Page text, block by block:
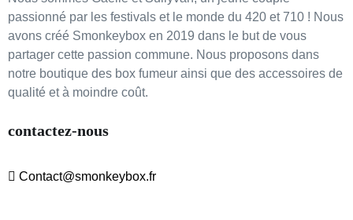
passionné par les festivals et le monde du 420 et 710 ! Nous
avons créé Smonkeybox en 2019 dans le but de vous
partager cette passion commune. Nous proposons dans
notre boutique des box fumeur ainsi que des accessoires de
qualité et à moindre coût.
contactez-nous
Contact@smonkeybox.fr